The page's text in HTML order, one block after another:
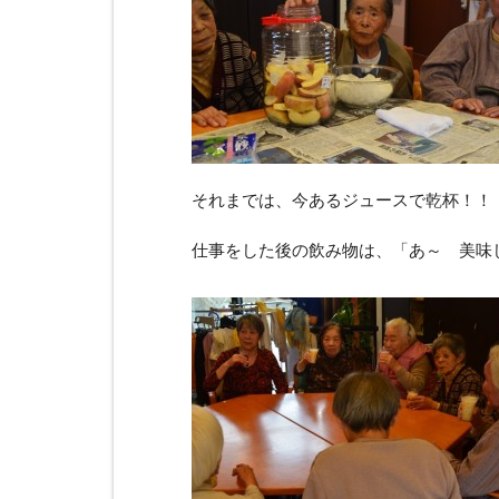
それまでは、今あるジュースで乾杯！！
仕事をした後の飲み物は、「あ～ 美味